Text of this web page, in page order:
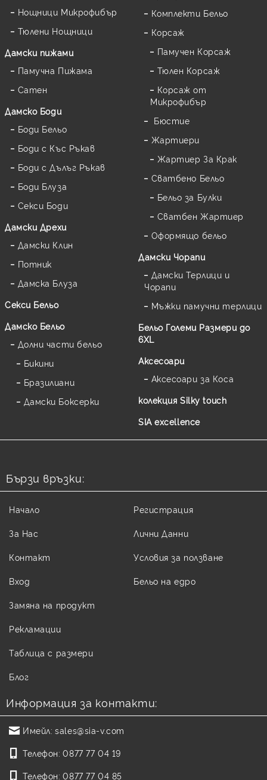
Нощници Микрофибър
Тюлени Нощници
Дамски пижами
Памучна Пижама
Сатен
Дамскo Боди
Боди Бельо
Боди с Къс Ръкав
Боди с Дълъг Ръкав
Боди Блуза
Секси Боди
Дамски Дрехи
Дамски Клин
Потник
Дамска Блуза
Секси Бельо
Дамско Бельо
Долни части бельо
Бикини
Бразилиани
Дамски Боксерки
Комплекти Бельо
Корсаж
Памучен Корсаж
Тюлен Корсаж
Корсаж от
Микрофибър
Бюстие
Жартиери
Жартиер За Крак
Сватбено Бельо
Бельо за Булки
Сватбен Жартиер
Оформящо бельо
Дамски Чорапи
Дамски Терлици и
Чорапи
Мъжки памучни терлици
Бельо Големи Размери до
6XL
Аксесоари
Аксесоари за Коса
колекция Silky touch
SIA excellence
Бързи връзки:
Начало
За Нас
Контакт
Вход
Регистрация
Лични Данни
Условия за ползване
Бельо на едро
Замяна на продукт
Рекламации
Таблица с размери
Блог
Информация за контакти:
Имейл: sales@sia-v.com
Телефон: 0877 77 04 19
Телефон: 0877 77 04 85